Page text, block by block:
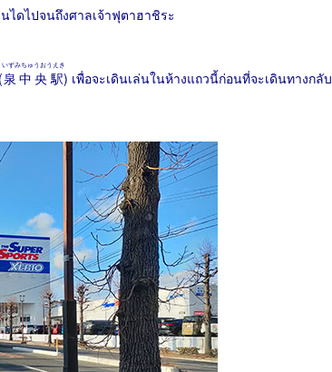
ไดไปจนถึงศาลเจ้าฟุตาฮาชิระ
(泉中央駅
いずみちゅうおうえき
) เพื่อจะเดินเล่นในห้างแถวนี้ก่อนที่จะเดินทางกลับ